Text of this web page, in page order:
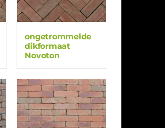
ongetrommelde
dikformaat
Novoton